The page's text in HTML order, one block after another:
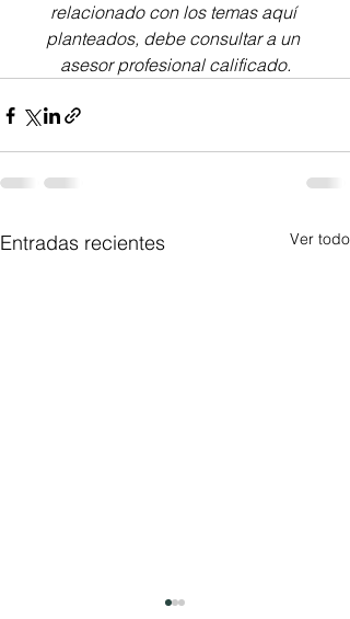
relacionado con los temas aquí
planteados, debe consultar a un
asesor profesional calificado.
Entradas recientes Ver todo